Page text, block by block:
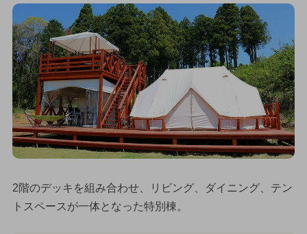
2階のデッキを組み合わせ、リビング、ダイニング、テン
トスペースが一体となった特別棟。